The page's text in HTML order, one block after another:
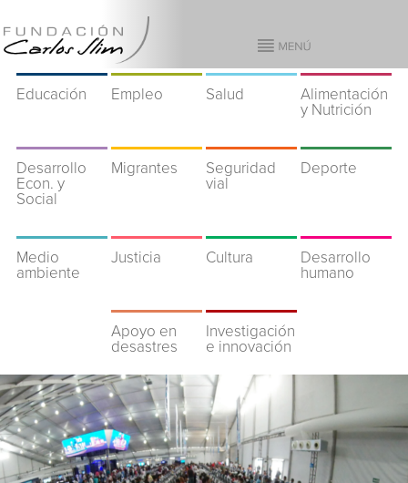
Educación Empleo Salud
Alimentación
y Nutrición
Desarrollo
Econ. y
Social
Migrantes
Seguridad
vial
Deporte
Medio
ambiente
Justicia Cultura
Desarrollo
humano
Apoyo en
desastres
Investigación
e innovación